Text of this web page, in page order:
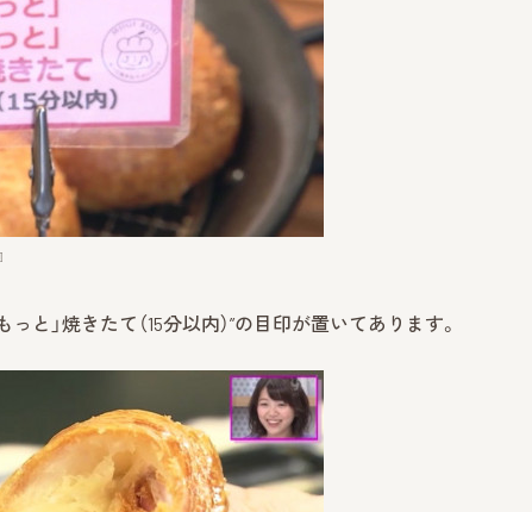
っと」焼きたて（15分以内）”の目印が置いてあります。